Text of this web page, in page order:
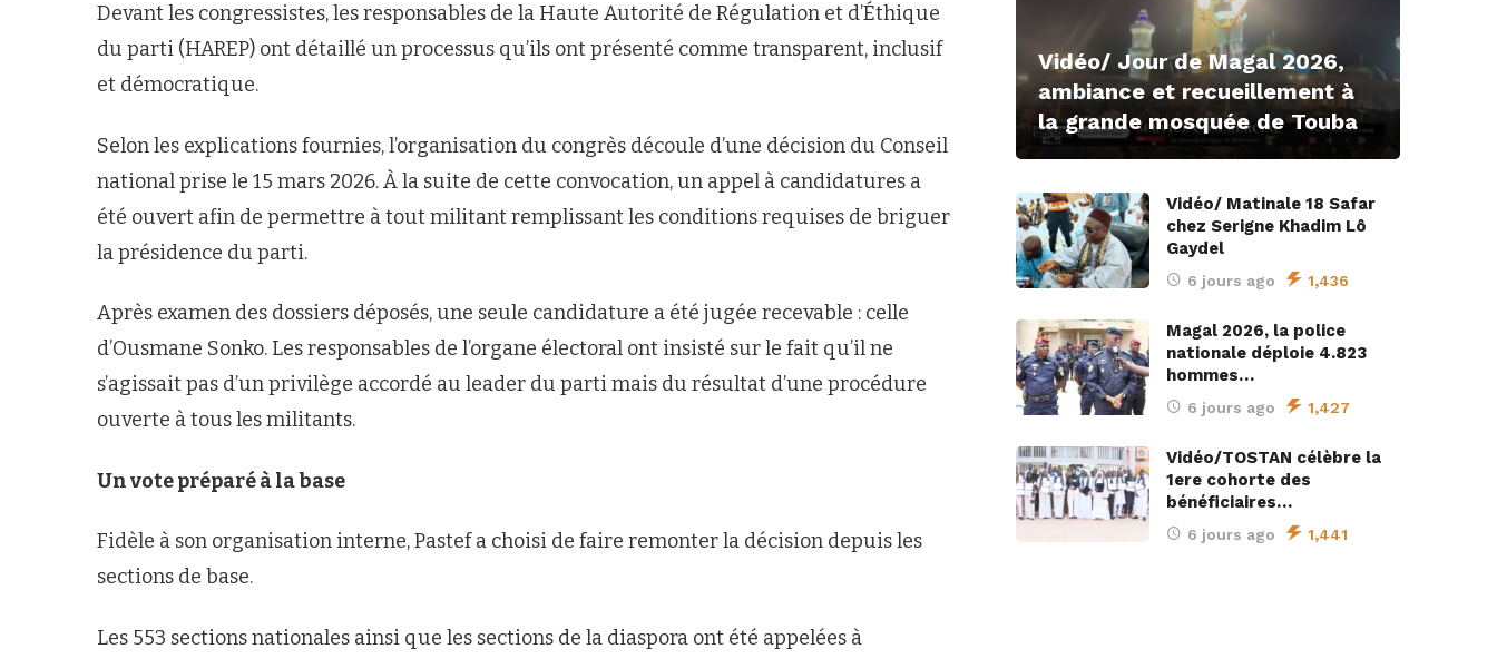
Devant les congressistes, les responsables de la Haute Autorité de Régulation et d’Éthique
du parti (HAREP) ont détaillé un processus qu’ils ont présenté comme transparent, inclusif
et démocratique.
Selon les explications fournies, l’organisation du congrès découle d’une décision du Conseil
national prise le 15 mars 2026. À la suite de cette convocation, un appel à candidatures a
été ouvert afin de permettre à tout militant remplissant les conditions requises de briguer
la présidence du parti.
Après examen des dossiers déposés, une seule candidature a été jugée recevable : celle
d’Ousmane Sonko. Les responsables de l’organe électoral ont insisté sur le fait qu’il ne
s’agissait pas d’un privilège accordé au leader du parti mais du résultat d’une procédure
ouverte à tous les militants.
Un vote préparé à la base
Fidèle à son organisation interne, Pastef a choisi de faire remonter la décision depuis les
sections de base.
Les 553 sections nationales ainsi que les sections de la diaspora ont été appelées à
Vidéo/ Jour de Magal 2026,
ambiance et recueillement à
la grande mosquée de Touba
Vidéo/ Matinale 18 Safar
chez Serigne Khadim Lô
Gaydel
6 jours ago 1,436
Magal 2026, la police
nationale déploie 4.823
hommes…
6 jours ago 1,427
Vidéo/TOSTAN célèbre la
1ere cohorte des
bénéficiaires…
6 jours ago 1,441